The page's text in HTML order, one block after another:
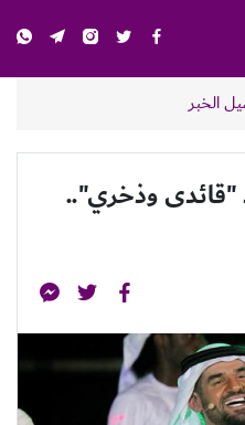
الخبر
وذخري"..